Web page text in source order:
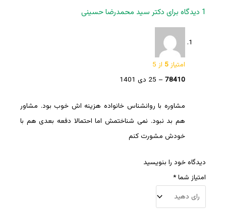
1 دیدگاه برای دکتر سید محمدرضا حسینی
امتیاز5 از 5
78410
– 25 دی 1401
مشاوره با روانشناس خانواده هزینه اش خوب بود. مشاور
هم بد نبود. نمی شناختمش اما احتمالا دفعه بعدی هم با
خودش مشورت کنم
دیدگاه خود را بنویسید
امتیاز شما*